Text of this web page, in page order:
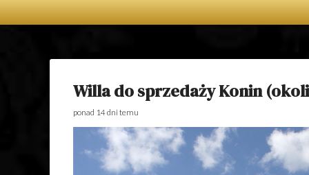
Willa do sprzedaży Konin
ponad 14 dni temu